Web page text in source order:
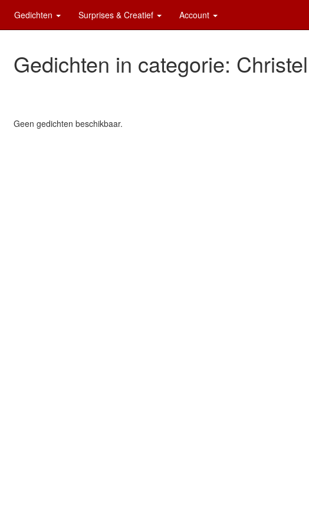
Gedichten Surprises & Creatief Account
Gedichten in categorie:
Geen gedichten beschikbaar.